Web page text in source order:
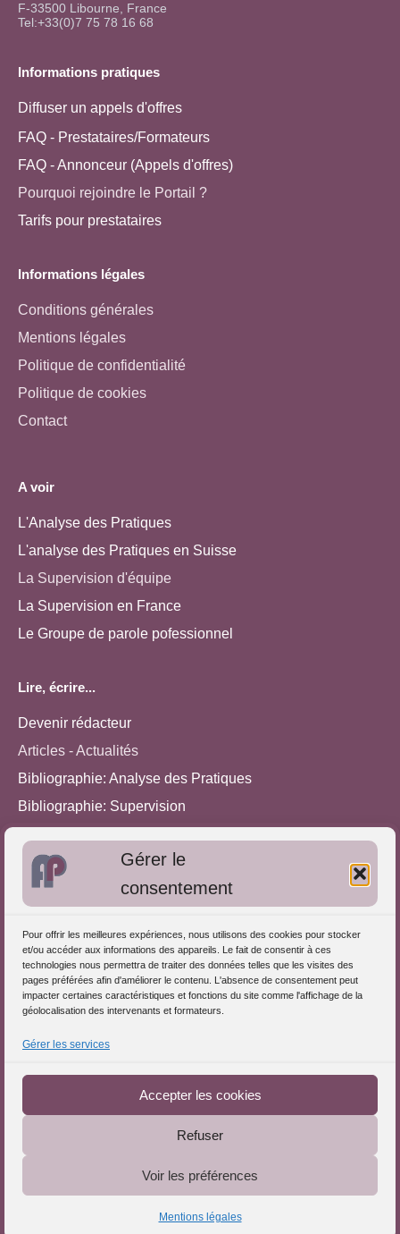
Gérer le
consentement
Pour offrir les meilleures expériences, nous utilisons des cookies pour stocker
et/ou accéder aux informations des appareils. Le fait de consentir à ces
technologies nous permettra de traiter des données telles que les visites des
pages préférées afin d'améliorer le contenu. L'absence de consentement peut
impacter certaines caractéristiques et fonctions du site comme l'affichage de la
géolocalisation des intervenants et formateurs.
Gérer les services
Accepter les cookies
Refuser
Voir les préférences
Mentions légales
F-33500 Libourne, France
Tel:+33(0)7 75 78 16 68
Informations pratiques
Diffuser un appels d'offres
FAQ - Prestataires/Formateurs
FAQ - Annonceur (Appels d'offres)
Pourquoi rejoindre le Portail ?
Tarifs pour prestataires
Informations légales
Conditions générales
Mentions légales
Politique de confidentialité
Politique de cookies
Contact
A voir
L'Analyse des Pratiques
L'analyse des Pratiques en Suisse
La Supervision d'équipe
La Supervision en France
Le Groupe de parole pofessionnel
Lire, écrire...
Devenir rédacteur
Articles - Actualités
Bibliographie: Analyse des Pratiques
Bibliographie: Supervision
Approches de l'Analyse des pratiques
S'inscrire dans l'Annuaire
Publiez vos formations
Charte déontologique
Le Portail de l'Analyse des Pratiques © 2025 - Tous droits